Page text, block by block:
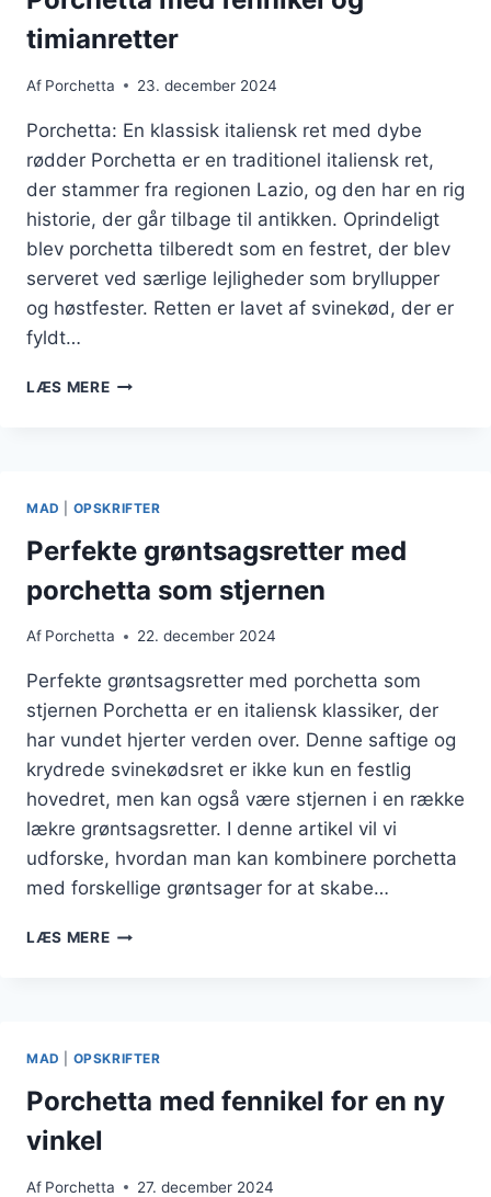
timianretter
Af Porchetta 23. december 2024
Porchetta: En klassisk italiensk ret med dybe
rødder Porchetta er en traditionel italiensk ret,
der stammer fra regionen Lazio, og den har en rig
historie, der går tilbage til antikken. Oprindeligt
blev porchetta tilberedt som en festret, der blev
serveret ved særlige lejligheder som bryllupper
og høstfester. Retten er lavet af svinekød, der er
fyldt…
LÆS MEREPORCHETTA
MAD OPSKRIFTER
Perfekte grøntsagsretter med
porchetta som stjernen
Af Porchetta 22. december 2024
Perfekte grøntsagsretter med porchetta som
stjernen Porchetta er en italiensk klassiker, der
har vundet hjerter verden over. Denne saftige og
krydrede svinekødsret er ikke kun en festlig
hovedret, men kan også være stjernen i en række
lækre grøntsagsretter. I denne artikel vil vi
udforske, hvordan man kan kombinere porchetta
med forskellige grøntsager for at skabe…
LÆS MEREPERFEKTE
MAD OPSKRIFTER
Porchetta med fennikel for en ny
vinkel
Af Porchetta 27. december 2024